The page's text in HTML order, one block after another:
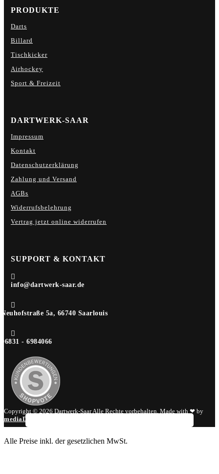
PRODUKTE
Darts
Billard
Tischkicker
Airhockey
Sport & Freizeit
DARTWERK-SAAR
Impressum
Kontakt
Datenschutzerklärung
Zahlung und Versand
AGBs
Widerrufsbelehrung
Vertrag jetzt online widerrufen
SUPPORT & KONTAKT

info@dartwerk-saar.de

Neuhofstraße 5a, 66740 Saarlouis

06831 - 6984066
Copyright © 2026 Dartwerk-Saar Alle Rechte vorbehalten. Made with ❤ by
mediaDIV
Alle Preise inkl. der gesetzlichen MwSt.